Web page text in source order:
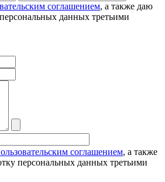
соглашением, а также даю
данных третьими
соглашением, а также
персональных данных третьими